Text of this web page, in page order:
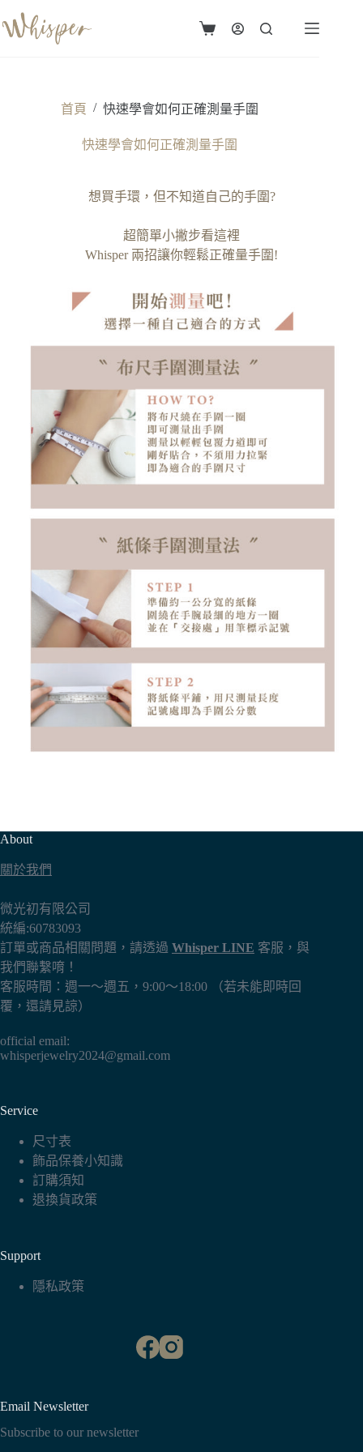
至
購
首頁 / 快速學會如何正確測量手圍
快速學會如何正確測量手圍
想買手環，但不知道自己的手圍?
超簡單小撇步看這裡
Whisper 兩招讓你輕鬆正確量手圍!
About
關於我們
微光初有限公司
統編:60783093
訂單或商品相關問題，請透過 Whisper LINE 客服，與
我們聯繫唷！
客服時間：週一～週五，9:00～18:00 （若未能即時回
覆，還請見諒）
official email:
whisperjewelry2024@gmail.com
Service
尺寸表
飾品保養小知識
訂購須知
退換貨政策
Support
隱私政策
Email Newsletter
Subscribe to our newsletter